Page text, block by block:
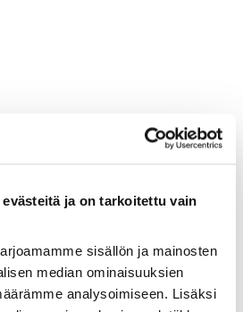
ja on tarkoitettu vain
sisällön ja mainosten
median ominaisuuksien
analysoimiseen. Lisäksi
valmistusohje